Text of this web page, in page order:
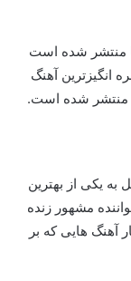
از آیا منتشر شده است
انگیزترین آهنگ
منتشر شده است.
و تبدیل به یکی از بهترین
مشهور زنده
آهنگ هایی که بر